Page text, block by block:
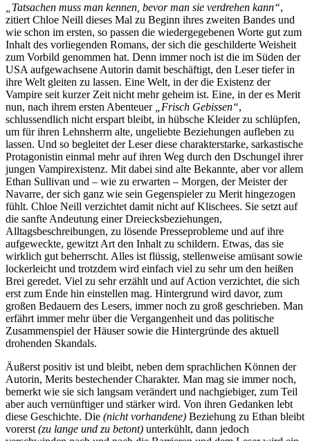
„Tatsachen muss man kennen, bevor man sie verdrehen kann“,
zitiert Chloe Neill dieses Mal zu Beginn ihres zweiten Bandes und
wie schon im ersten, so passen die wiedergegebenen Worte gut zum
Inhalt des vorliegenden Romans, der sich die geschilderte Weisheit
zum Vorbild genommen hat. Denn immer noch ist die im Süden der
USA aufgewachsene Autorin damit beschäftigt, den Leser tiefer in
ihre Welt gleiten zu lassen. Eine Welt, in der die Existenz der
Vampire seit kurzer Zeit nicht mehr geheim ist. Eine, in der es Merit
nun, nach ihrem ersten Abenteuer
„Frisch Gebissen“,
schlussendlich nicht erspart bleibt, in hübsche Kleider zu schlüpfen,
um für ihren Lehnsherrn alte, ungeliebte Beziehungen aufleben zu
lassen. Und so begleitet der Leser diese charakterstarke, sarkastische
Protagonistin einmal mehr auf ihren Weg durch den Dschungel ihrer
jungen Vampirexistenz. Mit dabei sind alte Bekannte, aber vor allem
Ethan Sullivan und – wie zu erwarten – Morgen, der Meister der
Navarre, der sich ganz wie sein Gegenspieler zu Merit hingezogen
fühlt. Chloe Neill verzichtet damit nicht auf Klischees. Sie setzt auf
die sanfte Andeutung einer Dreiecksbeziehungen,
Alltagsbeschreibungen, zu lösende Presseprobleme und auf ihre
aufgeweckte, gewitzt Art den Inhalt zu schildern. Etwas, das sie
wirklich gut beherrscht. Alles ist flüssig, stellenweise amüsant sowie
lockerleicht und trotzdem wird einfach viel zu sehr um den heißen
Brei geredet. Viel zu sehr erzählt und auf Action verzichtet, die sich
erst zum Ende hin einstellen mag. Hintergrund wird davor, zum
großen Bedauern des Lesers, immer noch zu groß geschrieben. Man
erfährt immer mehr über die Vergangenheit und das politische
Zusammenspiel der Häuser sowie die Hintergründe des aktuell
drohenden Skandals.
Äußerst positiv ist und bleibt, neben dem sprachlichen Können der
Autorin, Merits bestechender Charakter. Man mag sie immer noch,
bemerkt wie sie sich langsam verändert und nachgiebiger, zum Teil
aber auch vernünftiger und stärker wird. Von ihren Gedanken lebt
diese Geschichte. Die (nicht vorhandene) Beziehung zu Ethan bleibt
vorerst (zu lange und zu betont) unterkühlt, dann jedoch